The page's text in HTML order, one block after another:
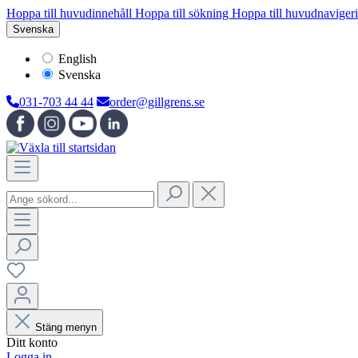
Hoppa till huvudinnehåll Hoppa till sökning Hoppa till
Svenska
English
Svenska
031-703 44 44
order@gillgrens.se
Stäng menyn
Ditt konto